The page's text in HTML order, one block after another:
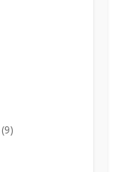
(9)